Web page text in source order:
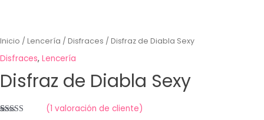
Inicio / Lencería / Disfraces / Disfraz de Diabla Sexy
Disfraces, Lencería
Disfraz de Diabla Sexy
(1 valoración de cliente)